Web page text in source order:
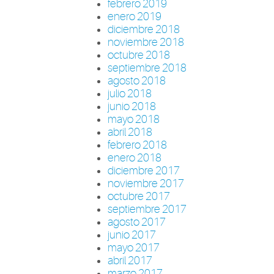
febrero 2019
enero 2019
diciembre 2018
noviembre 2018
octubre 2018
septiembre 2018
agosto 2018
julio 2018
junio 2018
mayo 2018
abril 2018
febrero 2018
enero 2018
diciembre 2017
noviembre 2017
octubre 2017
septiembre 2017
agosto 2017
junio 2017
mayo 2017
abril 2017